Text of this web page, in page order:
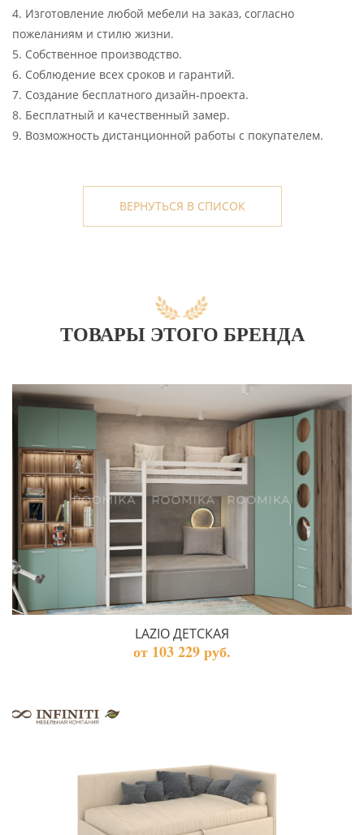
4. Изготовление любой мебели на заказ, согласно
пожеланиям и стилю жизни.
5. Собственное производство.
6. Соблюдение всех сроков и гарантий.
7. Создание бесплатного дизайн-проекта.
8. Бесплатный и качественный замер.
9. Возможность дистанционной работы с покупателем.
ВЕРНУТЬСЯ В СПИСОК
ТОВАРЫ ЭТОГО БРЕНДА
LAZIO ДЕТСКАЯ
от 103 229 руб.